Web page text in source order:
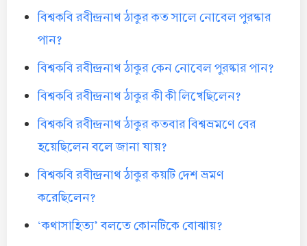
বিশ্বকবি রবীন্দ্রনাথ ঠাকুর কত সালে নোবেল পুরষ্কার
পান?
বিশ্বকবি রবীন্দ্রনাথ ঠাকুর কেন নোবেল পুরষ্কার পান?
বিশ্বকবি রবীন্দ্রনাথ ঠাকুর কী কী লিখেছিলেন?
বিশ্বকবি রবীন্দ্রনাথ ঠাকুর কতবার বিশ্বভ্রমণে বের
হয়েছিলেন বলে জানা যায়?
বিশ্বকবি রবীন্দ্রনাথ ঠাকুর কয়টি দেশ ভ্রমণ
করেছিলেন?
‘কথাসাহিত্য’ বলতে কোনটিকে বোঝায়?